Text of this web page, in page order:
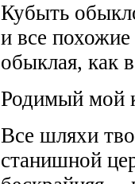
Кубыть
и все
обыклая, как
Родимый мой
Все шляхи
станишной